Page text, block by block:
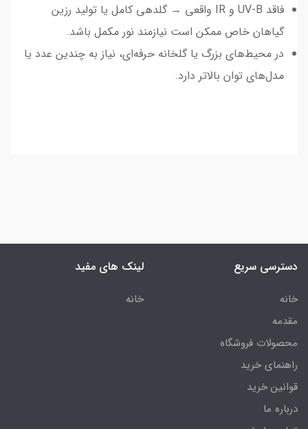
فاقد UV-B و IR واقعی → گلدهی کامل یا تولید رزین
گیاهان خاص ممکن است نیازمند نور مکمل باشد.
در محیط‌های بزرگ یا گلخانه حرفه‌ای، نیاز به چندین عدد یا
مدل‌های توان بالاتر دارد.
دسترسی سریع
خانه
مقدمه
محصولات فروشگاه
راهنمای خرید
قوانین خرید
درباره ما
لینک های مفید
خانه